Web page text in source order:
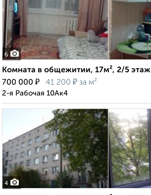
6
Комната в общежитии, 17м², 2/5 этаж
700 000 ₽ 41 200 ₽ за м²
2-я Рабочая 10Ак4
4